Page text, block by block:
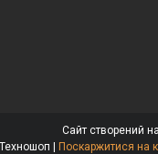
Сайт створений
Поскаржитися на